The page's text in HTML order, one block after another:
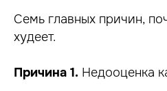
Семь главных причин,
худеет.
Причина 1. Недооценка